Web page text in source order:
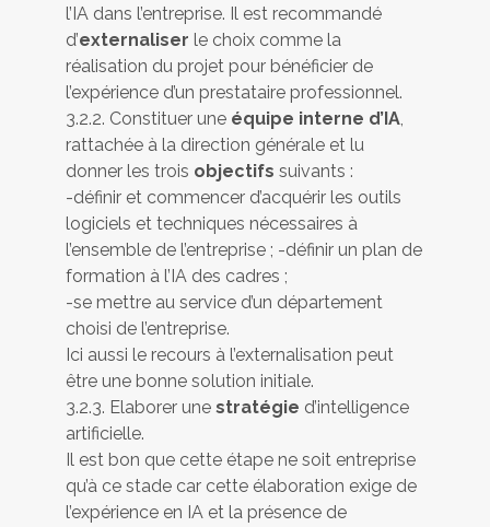
l’IA dans l’entreprise. Il est recommandé
d’externaliser le choix comme la
réalisation du projet pour bénéficier de
l’expérience d’un prestataire professionnel.
3.2.2. Constituer une équipe interne d’IA,
rattachée à la direction générale et lu
donner les trois objectifs suivants :
-définir et commencer d’acquérir les outils
logiciels et techniques nécessaires à
l’ensemble de l’entreprise ; -définir un plan de
formation à l’IA des cadres ;
-se mettre au service d’un département
choisi de l’entreprise.
Ici aussi le recours à l’externalisation peut
être une bonne solution initiale.
3.2.3. Elaborer une stratégie d’intelligence
artificielle.
Il est bon que cette étape ne soit entreprise
qu’à ce stade car cette élaboration exige de
l’expérience en IA et la présence de